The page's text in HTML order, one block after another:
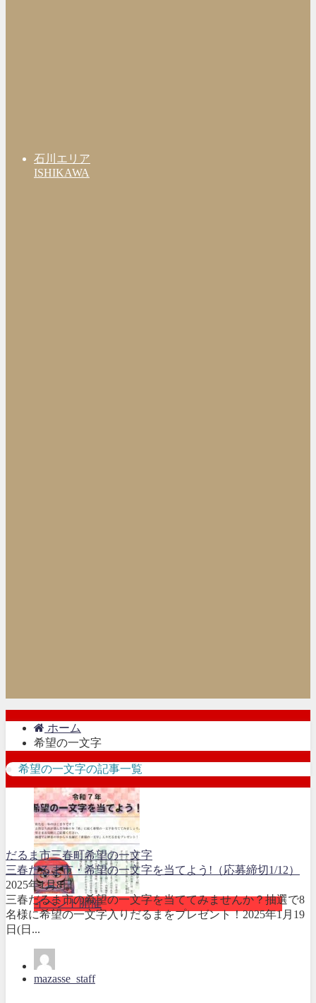
石川エリア
ISHIKAWA
ホーム
希望の一文字
希望の一文字の記事一覧
イベント開催
だるま市三春町希望の一文字
三春だるま市・希望の一文字を当てよう!（応募締切1/12）
2025年1月8日
三春だるま市の希望の一文字を当ててみませんか？抽選で8
名様に希望の一文字入りだるまをプレゼント！2025年1月19
日(日...
mazasse_staff